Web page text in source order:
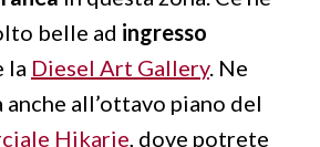
belle ad ingresso
la Diesel Art Gallery. Ne
anche all’ottavo piano del
Hikarie, dove potrete